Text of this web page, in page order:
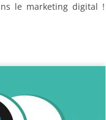
le marketing digital !